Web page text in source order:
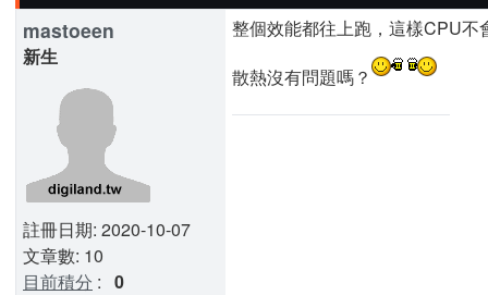
mastoeen
新生
註冊日期: 2020-10-07
文章數: 10
目前積分 : 0
整個效能都往上跑，這樣CPU不
散熱沒有問題嗎？